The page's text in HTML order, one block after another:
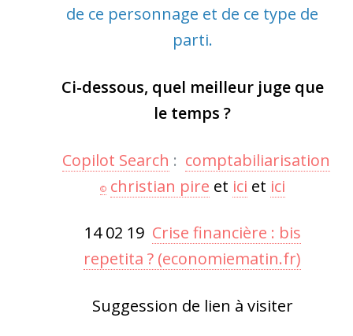
de ce personnage et de ce type de
parti.
Ci-dessous, quel meilleur juge que
le temps ?
Copilot Search : comptabiliarisation
© christian pire et ici et ici
14 02 19 Crise financière : bis
repetita ? (economiematin.fr)
Suggession de lien à visiter